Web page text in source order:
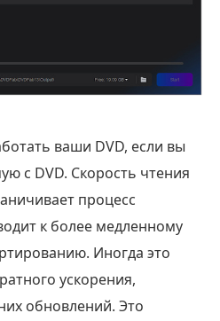
ваши DVD, если вы
с DVD. Скорость чтения
процесс
к более медленному
Иногда это
ускорения,
обновлений. Это